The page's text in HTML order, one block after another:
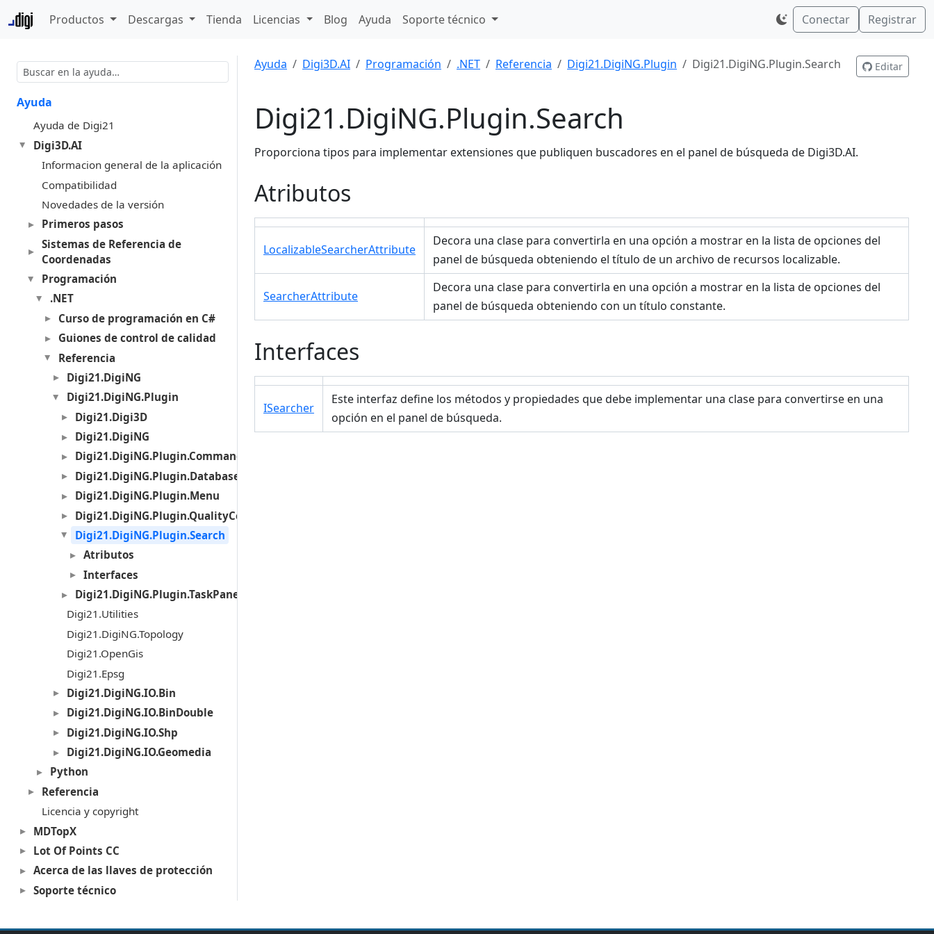
Productos Descargas Tienda Licencias Blog Ayuda Soporte técnico Conectar Registrar
Ayuda
Ayuda de Digi21
Digi3D.AI
Informacion general de la aplicación
Compatibilidad
Novedades de la versión
Primeros pasos
Sistemas de Referencia de
Coordenadas
Programación
.NET
Curso de programación en C#
Guiones de control de calidad
Referencia
Digi21.DigiNG
Digi21.DigiNG.Plugin
Digi21.Digi3D
Digi21.DigiNG
Digi21.DigiNG.Plugin.Commands
Digi21.DigiNG.Plugin.Databases
Digi21.DigiNG.Plugin.Menu
Digi21.DigiNG.Plugin.QualityControl
Digi21.DigiNG.Plugin.Search
Atributos
Interfaces
Digi21.DigiNG.Plugin.TaskPanel
Digi21.Utilities
Digi21.DigiNG.Topology
Digi21.OpenGis
Digi21.Epsg
Digi21.DigiNG.IO.Bin
Digi21.DigiNG.IO.BinDouble
Digi21.DigiNG.IO.Shp
Digi21.DigiNG.IO.Geomedia
Python
Referencia
Licencia y copyright
MDTopX
Lot Of Points CC
Acerca de las llaves de protección
Soporte técnico
Ayuda Digi3D.AI Programación .NET Referencia Digi21.DigiNG.Plugin Digi21.DigiNG.Plugin.Search Editar
Digi21.DigiNG.Plugin.Search
Proporciona tipos para implementar extensiones que publiquen buscadores en el panel de búsqueda de Digi3D.AI.
Atributos
LocalizableSearcherAttribute
Decora una clase para convertirla en una opción a mostrar en la lista de opciones del
panel de búsqueda obteniendo el título de un archivo de recursos localizable.
SearcherAttribute
Decora una clase para convertirla en una opción a mostrar en la lista de opciones del
panel de búsqueda obteniendo con un título constante.
Interfaces
ISearcher
Este interfaz define los métodos y propiedades que debe implementar una clase para convertirse en una
opción en el panel de búsqueda.